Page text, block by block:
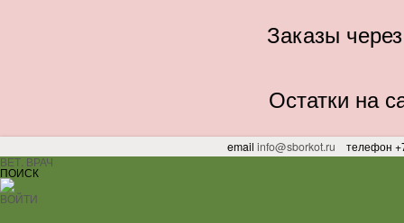
Заказы
Остатки на
email info@sborkot.ru
телефон
ВЕТ. ВРАЧ
ПОИСК
ВОЙТИ